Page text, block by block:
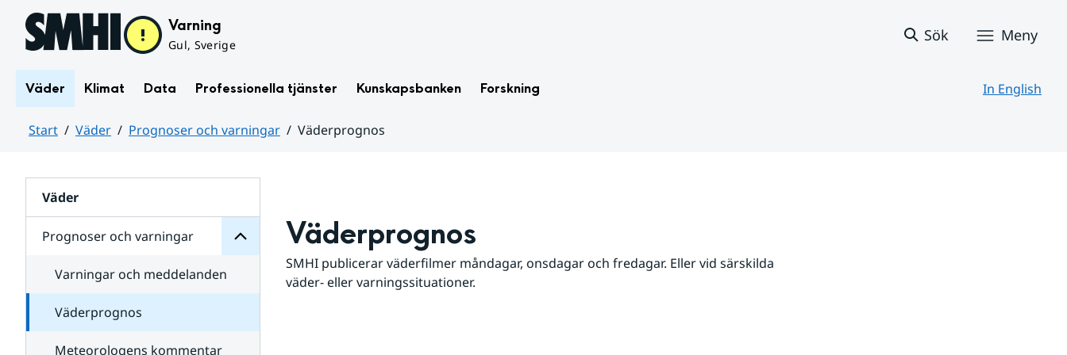
Hoppa till sidans innehåll Varning
Gul, Sverige
Sök Meny
Väder Klimat Data Professionella tjänster Kunskapsbanken Forskning In English
Start Väder Prognoser och varningar
Väderprognos
Väder
Prognoser och varningar
för
varningar
Varningar och meddelanden
Väderprognos
Meteorologens kommentar
Väderprognos
SMHI publicerar väderfilmer måndagar, onsdagar och fredagar. Eller vid särskilda
väder- eller varningssituationer.